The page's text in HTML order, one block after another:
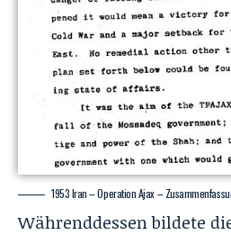
1953 Iran – Operation Ajax –
Währenddessen bildete